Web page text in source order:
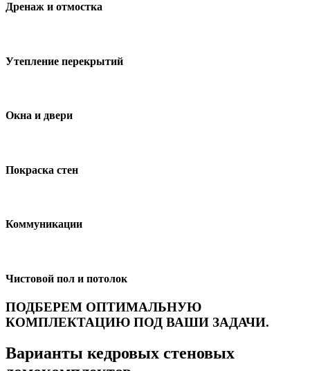
Дренаж и отмостка
Утепление перекрытий
Окна и двери
Покраска стен
Коммуникации
Чистовой пол и потолок
ПОДБЕРЕМ ОПТИМАЛЬНУЮ
КОМПЛЕКТАЦИЮ ПОД ВАШИ ЗАДАЧИ.
Варианты кедровых стеновых